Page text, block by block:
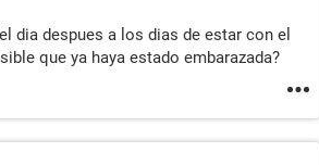
dia despues a los dias de estar con el
que ya haya estado embarazada?